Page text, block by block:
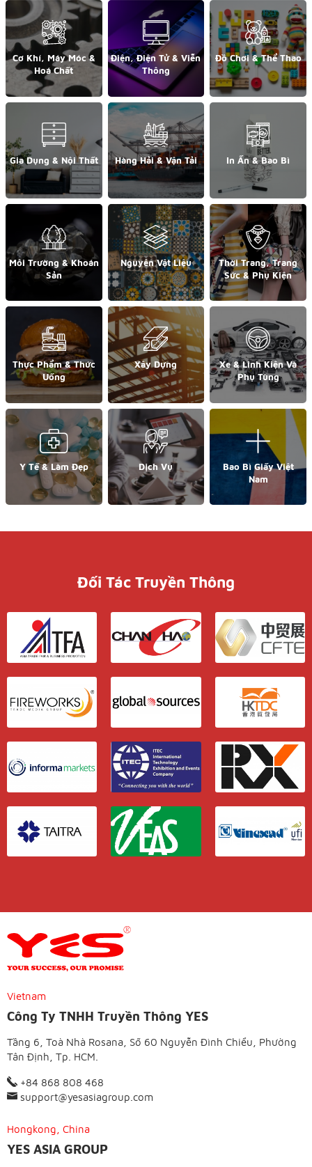
Cơ Khí, Máy Móc &
Hoá Chất
Điện, Điện Tử & Viễn
Thông
Đồ Chơi & Thể Thao
Gia Dụng & Nội Thất Hàng Hải & Vận Tải In Ấn & Bao Bì
Môi Trường & Khoán
Sản
Nguyên Vật Liệu
Thời Trang, Trang
Sức & Phụ Kiện
Thực Phẩm & Thức
Uống
Xây Dựng
Xe & Linh Kiện Và
Phụ Tùng
Y Tế & Làm Đẹp Dịch Vụ
Bao Bì Giấy Việt
Nam
Đối Tác Truyền Thông
Vietnam
Công Ty TNHH Truyền Thông YES
Tầng 6, Toà Nhà Rosana, Số 60 Nguyễn Đình Chiểu, Phường
Tân Định, Tp. HCM.
+84 868 808 468
support@yesasiagroup.com
Hongkong, China
YES ASIA GROUP